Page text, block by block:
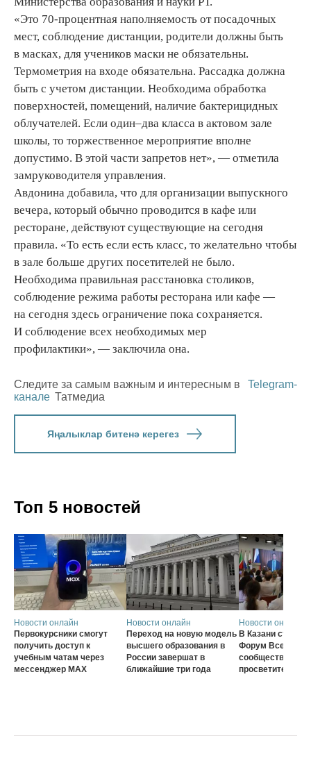
«Это 70-процентная наполняемость от посадочных
мест, соблюдение дистанции, родители должны быть
в масках, для учеников маски не обязательны.
Термометрия на входе обязательна. Рассадка должна
быть с учетом дистанции. Необходима обработка
поверхностей, помещений, наличие бактерицидных
облучателей. Если один–два класса в актовом зале
школы, то торжественное мероприятие вполне
допустимо. В этой части запретов нет», — отметила
замруководителя управления.
Авдонина добавила, что для организации выпускного
вечера, который обычно проводится в кафе или
ресторане, действуют существующие на сегодня
правила. «То есть если есть класс, то желательно чтобы
в зале больше других посетителей не было.
Необходима правильная расстановка столиков,
соблюдение режима работы ресторана или кафе —
на сегодня здесь ограничение пока сохраняется.
И соблюдение всех необходимых мер
профилактики», — заключила она.
Следите за самым важным и интересным в
Telegram-
канале Татмедиа
Яңалыклар битенә керегез
Топ 5 новостей
Новости онлайн
Первокурсники смогут
получить доступ к
учебным чатам через
мессенджер MAX
Новости онлайн
Переход на новую модель
высшего образования в
России завершат в
ближайшие три года
Новости онлайн
В Казани
Форум
сообщества
просветителей